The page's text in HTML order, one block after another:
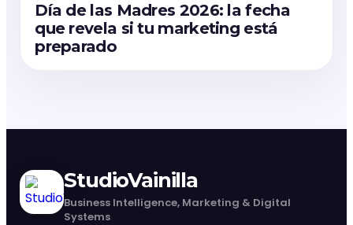
Día de las Madres 2026: la fecha
que revela si tu marketing está
preparado
StudioVainilla
Business Intelligence, Marketing & Digital
Systems